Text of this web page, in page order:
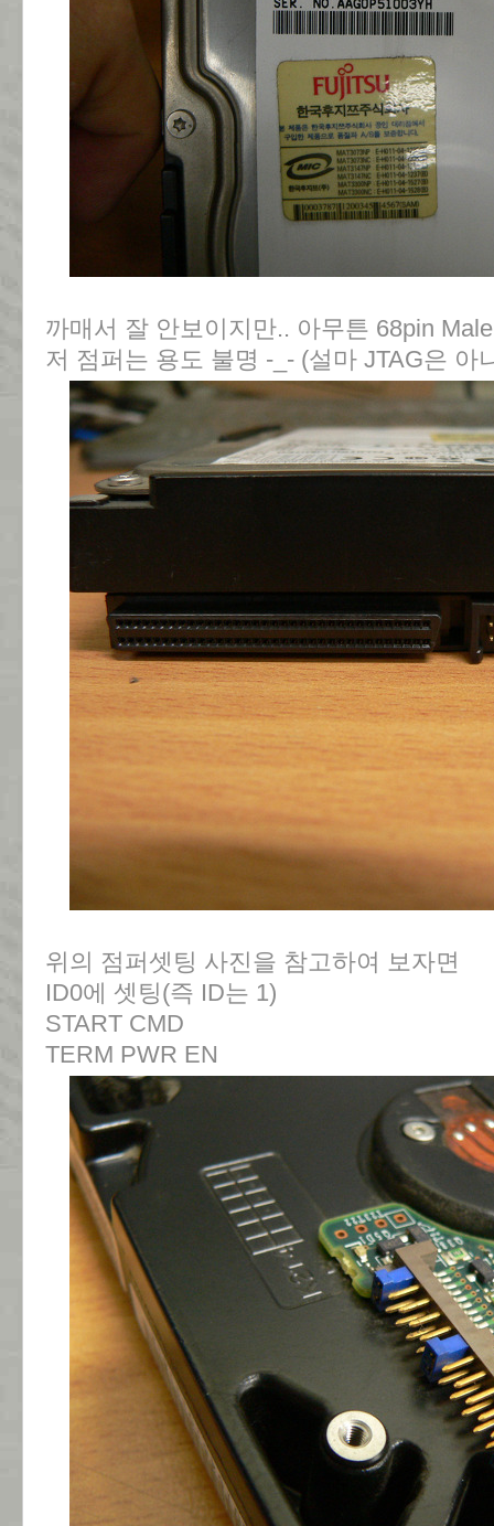
까매서 잘 안보이지만.. 아무튼 68pin
저 점퍼는 용도 불명 -_- (설마 JTAG은 아
위의 점퍼셋팅 사진을 참고하여 보자면
ID0에 셋팅(즉 ID는 1)
START CMD
TERM PWR EN